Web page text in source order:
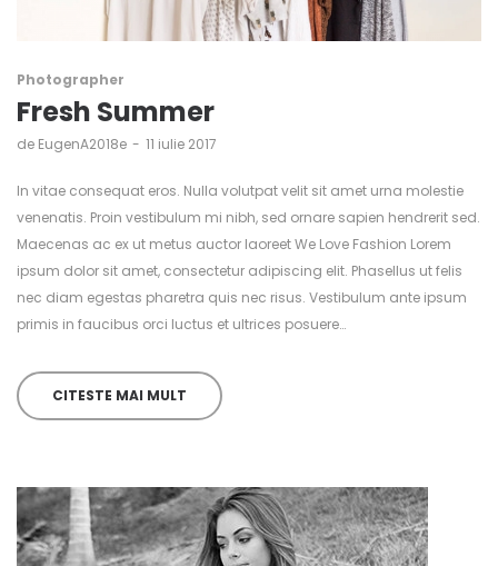
Photographer
Fresh Summer
de EugenA2018e 11 iulie 2017
In vitae consequat eros. Nulla volutpat velit sit amet urna molestie
venenatis. Proin vestibulum mi nibh, sed ornare sapien hendrerit sed.
Maecenas ac ex ut metus auctor laoreet We Love Fashion Lorem
ipsum dolor sit amet, consectetur adipiscing elit. Phasellus ut felis
nec diam egestas pharetra quis nec risus. Vestibulum ante ipsum
primis in faucibus orci luctus et ultrices posuere…
CITESTE MAI MULT